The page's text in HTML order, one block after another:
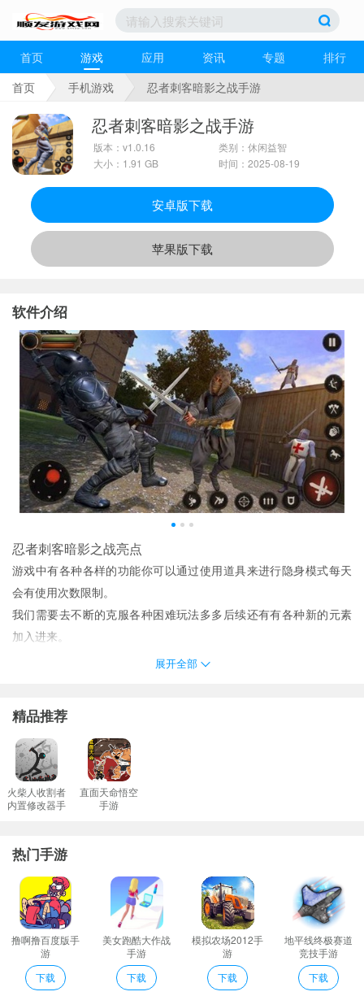
首页 游戏 应用 资讯 专题
排行
首页
手机游戏 忍者刺客暗影之战手游
忍者刺客暗影之战手游
版本：v1.0.16
大小：1.91 GB
类别：休闲益智
时间：2025-08-19
安卓版下载
苹果版下载
软件介绍
忍者刺客暗影之战亮点
游戏中有各种各样的功能你可以通过使用道具来进行隐身模式每天
会有使用次数限制。
我们需要去不断的克服各种困难玩法多多后续还有有各种新的元素
加入进来。
一个巨大的地图正等着你去探索和大量的武器在你的处置玩简单和
允许玩家自由探索和挑战感受更多的挑战。
成为绝地武士你可以使用激光剑来面对你的敌人将他们击败吧。
忍者刺客暗影之战点评
作为刺客英雄需要完成难度更为艰巨的任务这样自己的战斗玩法也
会更加独特还能解锁更多新的忍者角色；
戏。
美丽的工厂环境探索精湛的D图形和声音效果还有超级英雄不间断动
作游戏处于最佳状态。
超级英雄不间断动作游戏处于最佳状态。
在不同的关卡内通过战斗来消灭指定的敌人完成任务进入下一个关
卡。
收集各种物品和黄金解锁更多的成就复仇是现在的终极目标夺回尊
展开全部
精品推荐
火柴人收割者
内置修改器手
直面天命悟空
手游
热门手游
撸啊撸百度版手
游
下载
美女跑酷大作战
手游
下载
模拟农场2012手
游
下载
地平线终极赛道
竞技手游
下载